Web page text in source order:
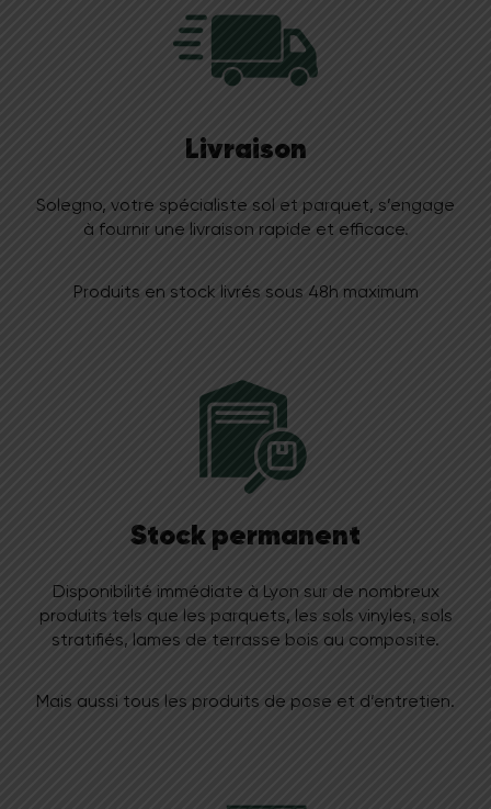
Livraison
Solegno, votre spécialiste sol et parquet, s’engage
à fournir une livraison rapide et efficace.
Produits en stock livrés sous 48h maximum
Stock permanent
Disponibilité immédiate à Lyon sur de nombreux
produits tels que les parquets, les sols vinyles, sols
stratifiés, lames de terrasse bois au composite.
Mais aussi tous les produits de pose et d’entretien.